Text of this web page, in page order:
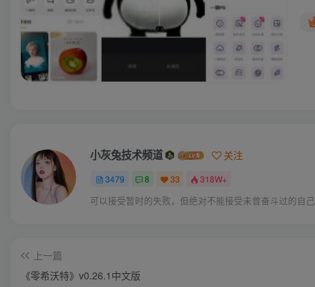
小灰兔技术频道 关注
3479 8 33 318W+
可以接受暂时的失败，但绝对不能接受未曾奋斗过的自己
上一篇
《零希沃特》v0.26.1中文版